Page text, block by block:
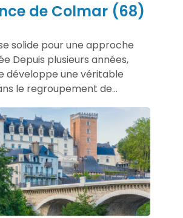
de Colmar (68)
solide pour une approche
Depuis plusieurs années,
développe une véritable
le regroupement de...